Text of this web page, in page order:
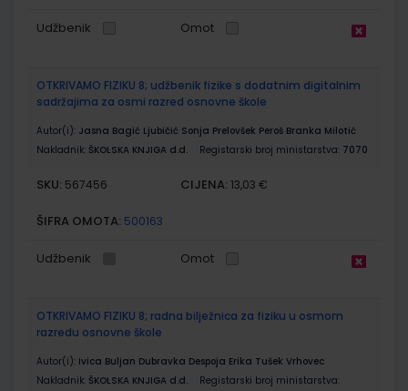
Udžbenik Omot
OTKRIVAMO FIZIKU 8; udžbenik fizike s dodatnim digitalnim
sadržajima za osmi razred osnovne škole
Autor(i): Jasna Bagić Ljubičić Sonja Prelovšek Peroš Branka Milotić
Nakladnik: ŠKOLSKA KNJIGA d.d. Registarski broj ministarstva: 7070
SKU: 567456 CIJENA: 13,03 €
ŠIFRA OMOTA: 500163
Udžbenik Omot
OTKRIVAMO FIZIKU 8; radna bilježnica za fiziku u osmom
razredu osnovne škole
Autor(i): Ivica Buljan Dubravka Despoja Erika Tušek Vrhovec
Nakladnik: ŠKOLSKA KNJIGA d.d.
Registarski broj ministarstva: